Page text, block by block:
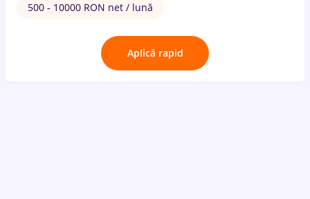
500 - 10000 RON net / lună
Aplică rapid